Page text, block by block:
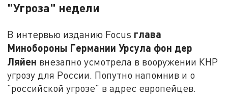
"Угроза" недели
В интервью изданию Focus глава
Минобороны Германии Урсула фон дер
Ляйен внезапно усмотрела в вооружении КНР
угрозу для России. Попутно напомнив и о
"российской угрозе" в адрес европейцев.